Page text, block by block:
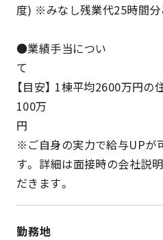
度) ※みなし残業代25時間分
●業績手当につい
【目安】 1棟平均2600万円
100万
※ご自身の実力で給与UPが
す。 詳細は面接時の会社説
だきます。
勤務地